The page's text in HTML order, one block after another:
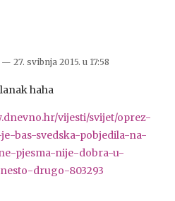
— 27. svibnja 2015. u 17:58
haha
vijesti/svijet/oprez-
bas-svedska-pobjedila-na-
pjesma-nije-dobra-u-
drugo-803293